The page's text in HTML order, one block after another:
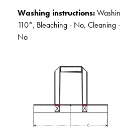
Washing instructions:
110°, Bleaching - No, Cleaning
No